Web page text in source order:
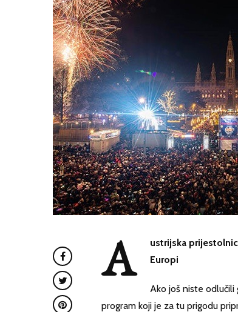
A
ustrijska
Europi
Ako još niste odlučili
program koji je za tu prigodu